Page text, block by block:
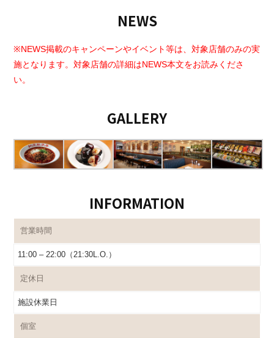
NEWS
※NEWS掲載のキャンペーンやイベント等は、対象店舗のみの実
施となります。対象店舗の詳細はNEWS本文をお読みくださ
い。
GALLERY
INFORMATION
営業時間
11:00 – 22:00（21:30L.O.）
定休日
施設休業日
個室